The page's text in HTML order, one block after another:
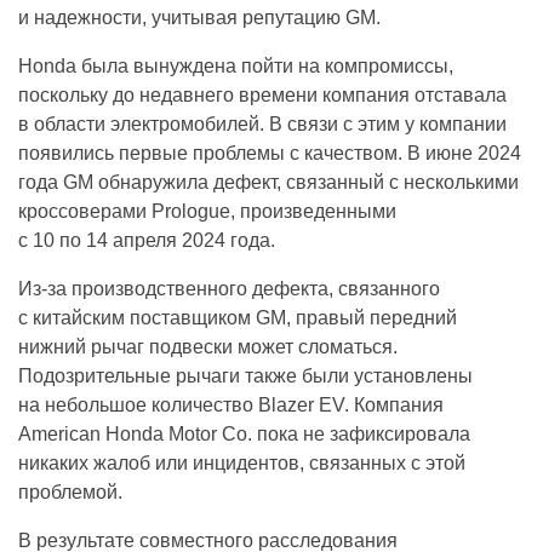
и надежности, учитывая репутацию GM.
Honda была вынуждена пойти на компромиссы,
поскольку до недавнего времени компания отставала
в области электромобилей. В связи с этим у компании
появились первые проблемы с качеством. В июне 2024
года GM обнаружила дефект, связанный с несколькими
кроссоверами Prologue, произведенными
с 10 по 14 апреля 2024 года.
Из-за производственного дефекта, связанного
с китайским поставщиком GM, правый передний
нижний рычаг подвески может сломаться.
Подозрительные рычаги также были установлены
на небольшое количество Blazer EV. Компания
American Honda Motor Co. пока не зафиксировала
никаких жалоб или инцидентов, связанных с этой
проблемой.
В результате совместного расследования